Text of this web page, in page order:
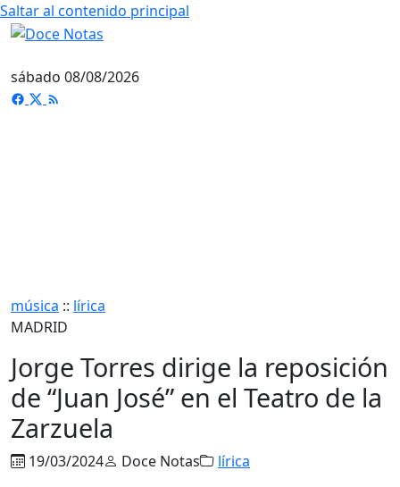
Saltar al contenido principal
sábado 08/08/2026
música :: lírica
MADRID
Jorge Torres dirige la reposición
de “Juan José” en el Teatro de la
Zarzuela
19/03/2024 Doce Notas lírica